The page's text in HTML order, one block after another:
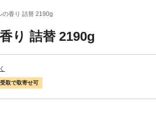
の香り 詰替 2190g
り 詰替 2190g
取で取寄せ可